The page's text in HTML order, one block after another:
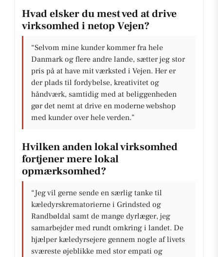
Hvad elsker du mest ved at drive
virksomhed i netop Vejen?
“Selvom mine kunder kommer fra hele
Danmark og flere andre lande, sætter jeg stor
pris på at have mit værksted i Vejen. Her er
der plads til fordybelse, kreativitet og
håndværk, samtidig med at beliggenheden
gør det nemt at drive en moderne webshop
med kunder over hele verden.”
Hvilken anden lokal virksomhed
fortjener mere lokal
opmærksomhed?
“Jeg vil gerne sende en særlig tanke til
kæledyrskrematorierne i Grindsted og
Randbøldal samt de mange dyrlæger, jeg
samarbejder med rundt omkring i landet. De
hjælper kæledyrsejere gennem nogle af livets
sværeste øjeblikke med stor empati og